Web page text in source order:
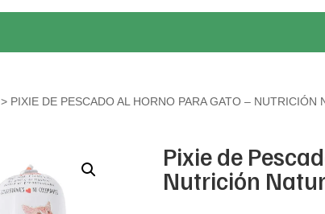
> PIXIE DE PESCADO AL HORNO PARA GATO – NUTRICIÓN
Pixie de
Nutrición